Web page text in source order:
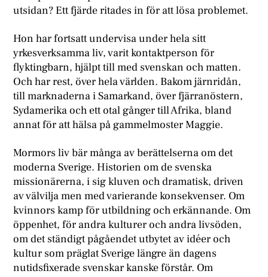
utsidan? Ett fjärde ritades in för att lösa problemet.
Hon har fortsatt undervisa under hela sitt
yrkesverksamma liv, varit kontaktperson för
flyktingbarn, hjälpt till med svenskan och matten.
Och har rest, över hela världen. Bakom järnridån,
till marknaderna i Samarkand, över fjärranöstern,
Sydamerika och ett otal gånger till Afrika, bland
annat för att hälsa på gammelmoster Maggie.
Mormors liv bär många av berättelserna om det
moderna Sverige. Historien om de svenska
missionärerna, i sig kluven och dramatisk, driven
av välvilja men med varierande konsekvenser. Om
kvinnors kamp för utbildning och erkännande. Om
öppenhet, för andra kulturer och andra livsöden,
om det ständigt pågåendet utbytet av idéer och
kultur som präglat Sverige längre än dagens
nutidsfixerade svenskar kanske förstår. Om